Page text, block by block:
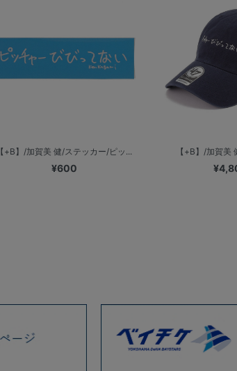
【+B】/加賀美 健/ステッカー/ピッ...
¥600
【+B】/加賀美